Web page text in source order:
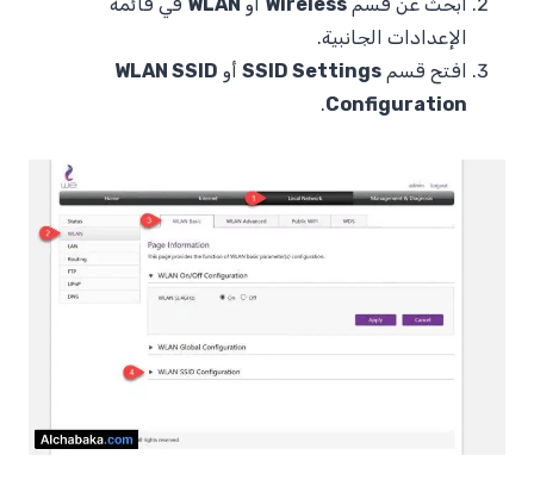
الإعدادات الجانبية.
افتح قسم SSID Settings أو WLAN SSID
Configuration
.